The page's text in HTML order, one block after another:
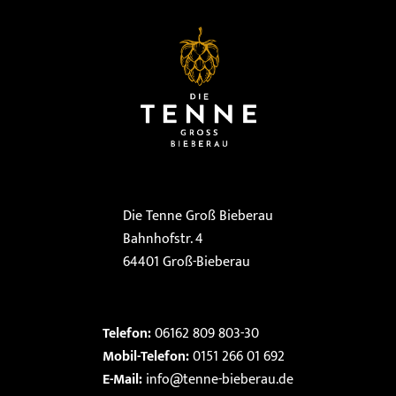
Die Tenne Groß Bieberau
Bahnhofstr. 4
64401 Groß-Bieberau
Telefon:06162 809 803-30
Mobil-Telefon:0151 266 01 692
E-Mail:info@tenne-bieberau.de